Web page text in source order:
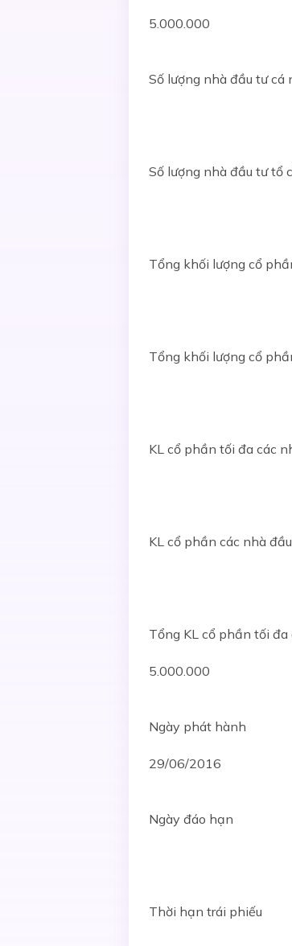
5.000.000
Số lượng nhà đầu tư cá
Số lượng nhà đầu tư tổ
Tổng khối lượng cổ
Tổng khối lượng cổ
KL cổ phần tối đa các
KL cổ phần các nhà
Tổng KL cổ phần tối
5.000.000
Ngày phát hành
29/06/2016
Ngày đáo hạn
Thời hạn trái phiếu